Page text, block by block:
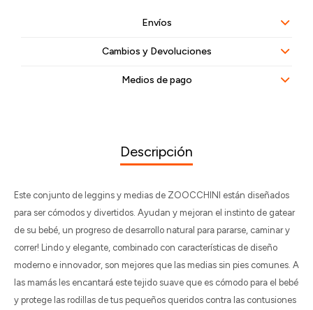
Envíos
Cambios y Devoluciones
Medios de pago
Descripción
Este conjunto de leggins y medias de ZOOCCHINI están diseñados
para ser cómodos y divertidos. Ayudan y mejoran el instinto de gatear
de su bebé, un progreso de desarrollo natural para pararse, caminar y
correr! Lindo y elegante, combinado con características de diseño
moderno e innovador, son mejores que las medias sin pies comunes. A
las mamás les encantará este tejido suave que es cómodo para el bebé
y protege las rodillas de tus pequeños queridos contra las contusiones